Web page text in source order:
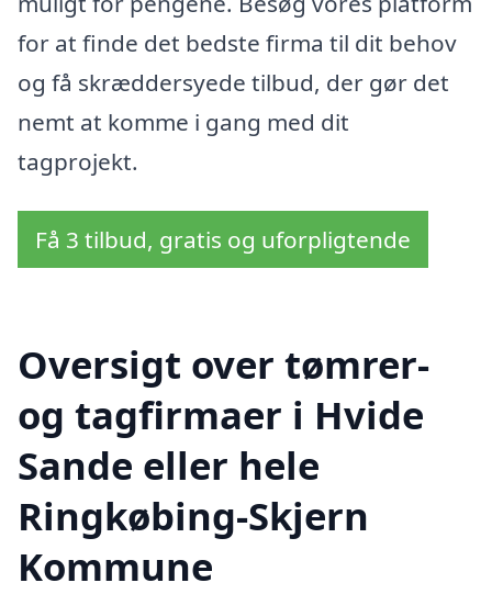
for at finde det bedste firma til dit behov
og få skræddersyede tilbud, der gør det
nemt at komme i gang med dit
tagprojekt.
Få 3 tilbud, gratis og uforpligtende
Oversigt over tømrer-
og tagfirmaer i Hvide
Sande eller hele
Ringkøbing-Skjern
Kommune